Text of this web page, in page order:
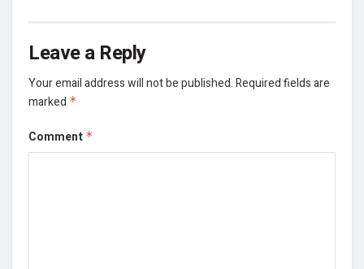
Leave a Reply
Your email address will not be published.Required fields are
marked *
Comment *